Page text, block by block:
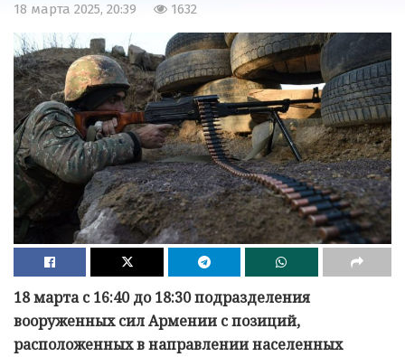
18 марта 2025, 20:39 1632
18 марта с 16:40 до 18:30 подразделения
вооруженных сил Армении с позиций,
расположенных в направлении населенных